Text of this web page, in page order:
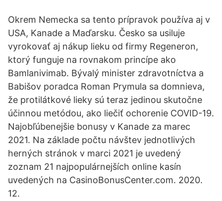
Okrem Nemecka sa tento prípravok používa aj v
USA, Kanade a Maďarsku. Česko sa usiluje
vyrokovať aj nákup lieku od firmy Regeneron,
ktorý funguje na rovnakom princípe ako
Bamlanivimab. Bývalý minister zdravotníctva a
Babišov poradca Roman Prymula sa domnieva,
že protilátkové lieky sú teraz jedinou skutočne
účinnou metódou, ako liečiť ochorenie COVID-19.
Najobľúbenejšie bonusy v Kanade za marec
2021. Na základe počtu návštev jednotlivých
herných stránok v marci 2021 je uvedený
zoznam 21 najpopulárnejších online kasín
uvedených na CasinoBonusCenter.com. 2020.
12.